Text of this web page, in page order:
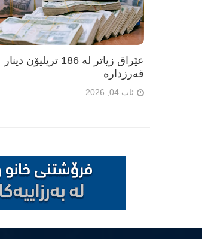
عێراق زیاتر لە 186 تریلیۆن دینار
قەرزدارە
ئاب 04, 2026